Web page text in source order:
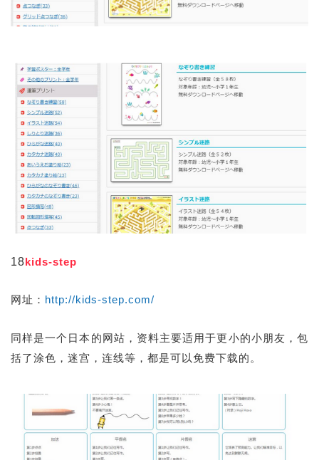
18kids-step
网址： http://kids-step.com/
同样是一个日本的网站，资料主要适用于更小的小朋友，包
括了涂色，迷宫，连线等，都是可以免费下载的。